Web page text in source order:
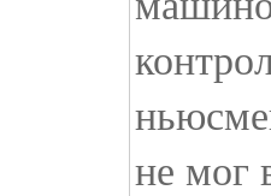
не мог